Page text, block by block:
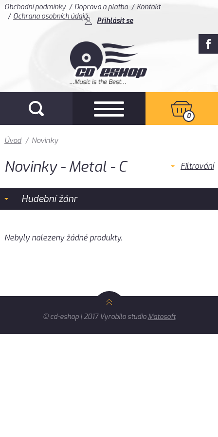
Obchodní podmínky Doprava a platba
Kontakt
Ochrana osobních údajů
Přihlásit se
0
Úvod / Novinky
Novinky - Metal - C Filtrování
Hudební žánr
Nebyly nalezeny žádné produkty.
© cd-eshop | 2017 Vyrobilo studio Matosoft